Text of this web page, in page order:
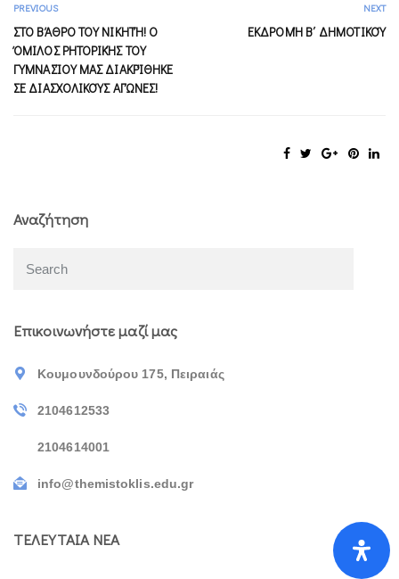
PREVIOUS
ΣΤΟ ΒΆΘΡΟ ΤΟΥ ΝΙΚΗΤΉ! Ο
ΌΜΙΛΟΣ ΡΗΤΟΡΙΚΉΣ ΤΟΥ
ΓΥΜΝΑΣΊΟΥ ΜΑΣ ΔΙΑΚΡΊΘΗΚΕ
ΣΕ ΔΙΑΣΧΟΛΙΚΟΎΣ ΑΓΏΝΕΣ!
NEXT
ΕΚΔΡΟΜΉ Β΄ ΔΗΜΟΤΙΚΟΎ
Αναζήτηση
Επικοινωνήστε μαζί μας
Κουμουνδούρου 175, Πειραιάς
2104612533
2104614001
info@themistoklis.edu.gr
ΤΕΛΕΥΤΑΙΑ ΝΕΑ